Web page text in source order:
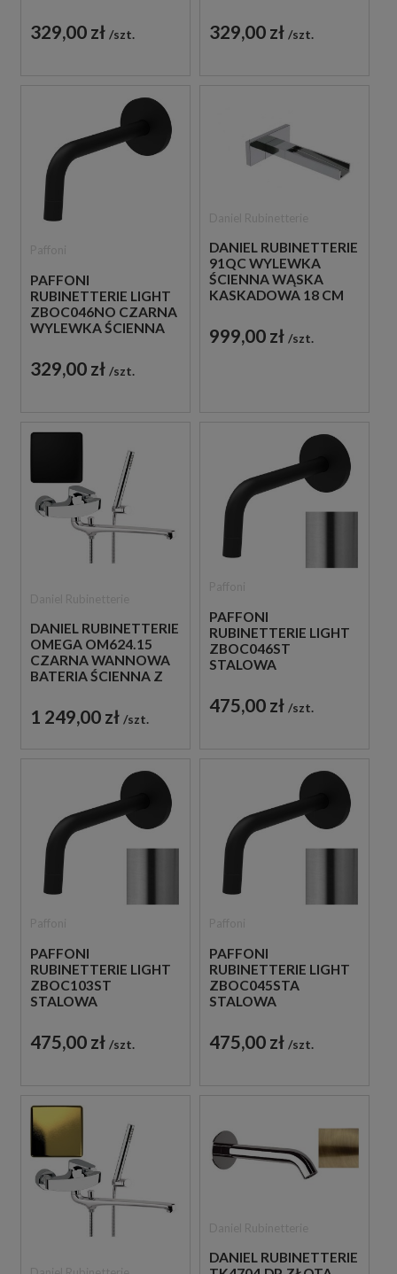
329,00 zł szt. 329,00 zł szt.
PAFFONI
RUBINETTERIE LIGHT
ZBOC046NO CZARNA
WYLEWKA ŚCIENNA
329,00 zł szt.
DANIEL RUBINETTERIE
91QC WYLEWKA
ŚCIENNA WĄSKA
KASKADOWA 18 CM
999,00 zł szt.
DANIEL RUBINETTERIE
OMEGA OM624.15
CZARNA WANNOWA
BATERIA ŚCIENNA Z
1 249,00 zł szt.
PAFFONI
RUBINETTERIE LIGHT
ZBOC046ST
STALOWA
WYLEWKA ŚCIENNA
24,8 CM
475,00 zł szt.
PAFFONI
RUBINETTERIE LIGHT
ZBOC103ST
STALOWA
WYLEWKA ŚCIENNA
12,3 CM
475,00 zł szt.
PAFFONI
RUBINETTERIE LIGHT
ZBOC045STA
STALOWA
WYLEWKA ŚCIENNA
17,8 CM
475,00 zł szt.
DANIEL RUBINETTERIE